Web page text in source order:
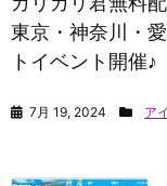
東京・神奈川・
トイベント開催♪
7月 19, 2024 ア